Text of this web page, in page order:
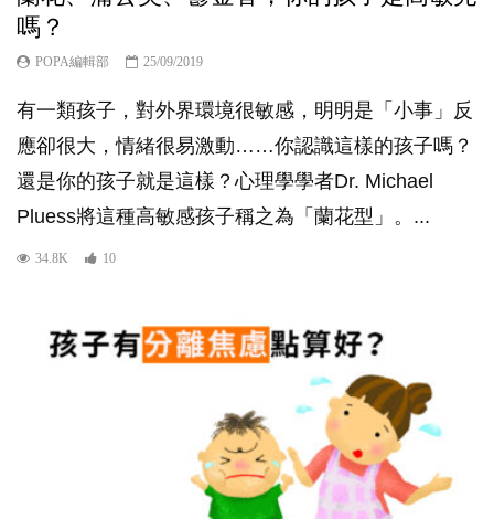
嗎？
POPA編輯部 25/09/2019
有一類孩子，對外界環境很敏感，明明是「小事」反
應卻很大，情緒很易激動……你認識這樣的孩子嗎？
還是你的孩子就是這樣？心理學學者Dr. Michael
Pluess將這種高敏感孩子稱之為「蘭花型」。...
34.8K 10